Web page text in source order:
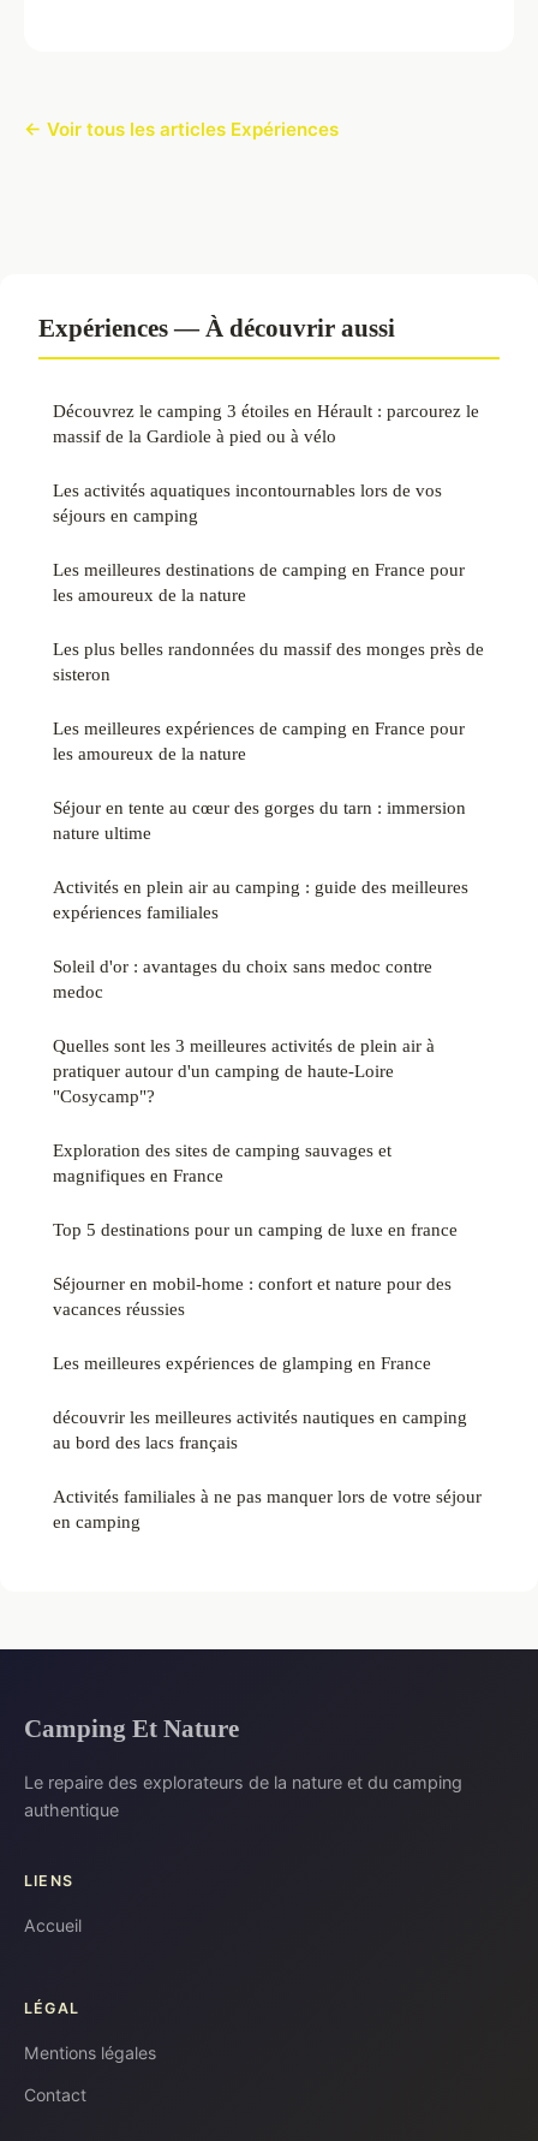
← Voir tous les articles Expériences
Expériences — À découvrir aussi
Découvrez le camping 3 étoiles en Hérault : parcourez le
massif de la Gardiole à pied ou à vélo
Les activités aquatiques incontournables lors de vos
séjours en camping
Les meilleures destinations de camping en France pour
les amoureux de la nature
Les plus belles randonnées du massif des monges près de
sisteron
Les meilleures expériences de camping en France pour
les amoureux de la nature
Séjour en tente au cœur des gorges du tarn : immersion
nature ultime
Activités en plein air au camping : guide des meilleures
expériences familiales
Soleil d'or : avantages du choix sans medoc contre
medoc
Quelles sont les 3 meilleures activités de plein air à
pratiquer autour d'un camping de haute-Loire
"Cosycamp"?
Exploration des sites de camping sauvages et
magnifiques en France
Top 5 destinations pour un camping de luxe en france
Séjourner en mobil-home : confort et nature pour des
vacances réussies
Les meilleures expériences de glamping en France
découvrir les meilleures activités nautiques en camping
au bord des lacs français
Activités familiales à ne pas manquer lors de votre séjour
en camping
Camping Et Nature
Le repaire des explorateurs de la nature et du camping
authentique
LIENS
Accueil
LÉGAL
Mentions légales
Contact